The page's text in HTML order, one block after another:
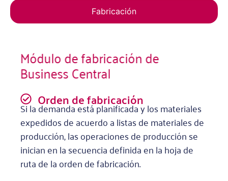
Fabricación
Módulo de fabricación de
Business Central
Orden de fabricación
Si la demanda está planificada y los materiales
expedidos de acuerdo a listas de materiales de
producción, las operaciones de producción se
inician en la secuencia definida en la hoja de
ruta de la orden de fabricación.